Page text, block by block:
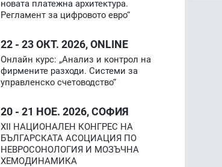
новата платежна архитектура.
Регламент за цифровото евро“
22 - 23ОКТ. 2026, ONLINE
Онлайн курс: „Анализ и контрол на
фирмените разходи. Системи за
управленско счетоводство“
20 - 21 НОЕ. 2026, СОФИЯ
XII НАЦИОНАЛЕН КОНГРЕС НА
БЪЛГАРСКАТА АСОЦИАЦИЯ ПО
НЕВРОСОНОЛОГИЯ И МОЗЪЧНА
ХЕМОДИНАМИКА